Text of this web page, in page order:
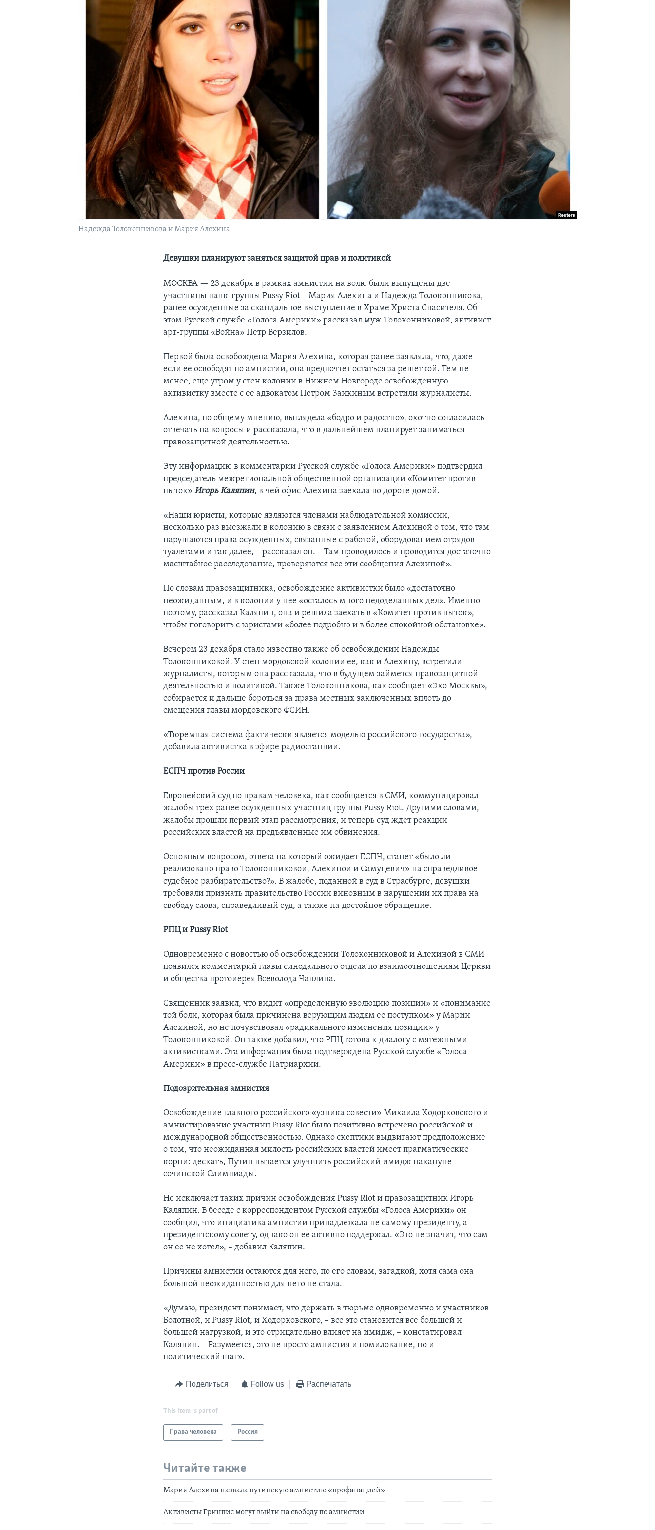
Надежда Толоконникова и Мария Алехина
Девушки планируют заняться защитой прав и политикой
МОСКВА —23 декабря в рамках амнистии на волю были выпущены две
участницы панк-группы Pussy Riot – Мария Алехина и Надежда Толоконникова,
ранее осужденные за скандальное выступление в Храме Христа Спасителя. Об
этом Русской службе «Голоса Америки» рассказал муж Толоконниковой, активист
арт-группы «Война» Петр Верзилов.
Первой была освобождена Мария Алехина, которая ранее заявляла, что, даже
если ее освободят по амнистии, она предпочтет остаться за решеткой. Тем не
менее, еще утром у стен колонии в Нижнем Новгороде освобожденную
активистку вместе с ее адвокатом Петром Заикиным встретили журналисты.
Алехина, по общему мнению, выглядела «бодро и радостно», охотно согласилась
отвечать на вопросы и рассказала, что в дальнейшем планирует заниматься
правозащитной деятельностью.
Эту информацию в комментарии Русской службе «Голоса Америки» подтвердил
председатель межрегиональной общественной организации «Комитет против
пыток»Игорь Каляпин, в чей офис Алехина заехала по дороге домой.
«Наши юристы, которые являются членами наблюдательной комиссии,
несколько раз выезжали в колонию в связи с заявлением Алехиной о том, что там
нарушаются права осужденных, связанные с работой, оборудованием отрядов
туалетами и так далее, – рассказал он. – Там проводилось и проводится достаточно
масштабное расследование, проверяются все эти сообщения Алехиной».
По словам правозащитника, освобождение активистки было «достаточно
неожиданным, и в колонии у нее «осталось много недоделанных дел». Именно
поэтому, рассказал Каляпин, она и решила заехать в «Комитет против пыток»,
чтобы поговорить с юристами «более подробно и в более спокойной обстановке».
Вечером 23 декабря стало известно также об освобождении Надежды
Толоконниковой. У стен мордовской колонии ее, как и Алехину, встретили
журналисты, которым она рассказала, что в будущем займется правозащитной
деятельностью и политикой. Также Толоконникова, как сообщает «Эхо Москвы»,
собирается и дальше бороться за права местных заключенных вплоть до
смещения главы мордовского ФСИН.
«Тюремная система фактически является моделью российского государства», –
добавила активистка в эфире радиостанции.
ЕСПЧ против России
Европейский суд по правам человека, как сообщается в СМИ, коммуницировал
жалобы трех ранее осужденных участниц группы Pussy Riot. Другими словами,
жалобы прошли первый этап рассмотрения, и теперь суд ждет реакции
российских властей на предъявленные им обвинения.
Основным вопросом, ответа на который ожидает ЕСПЧ, станет «было ли
реализовано право Толоконниковой, Алехиной и Самуцевич» на справедливое
судебное разбирательство?». В жалобе, поданной в суд в Страсбурге, девушки
требовали признать правительство России виновным в нарушении их права на
свободу слова, справедливый суд, а также на достойное обращение.
РПЦ и Pussy Riot
Одновременно с новостью об освобождении Толоконниковой и Алехиной в СМИ
появился комментарий главы синодального отдела по взаимоотношениям Церкви
и общества протоиерея Всеволода Чаплина.
Священник заявил, что видит «определенную эволюцию позиции» и «понимание
той боли, которая была причинена верующим людям ее поступком» у Марии
Алехиной, но не почувствовал «радикального изменения позиции» у
Толоконниковой. Он также добавил, что РПЦ готова к диалогу с мятежными
активистками. Эта информация была подтверждена Русской службе «Голоса
Америки» в пресс-службе Патриархии.
Подозрительная амнистия
Освобождение главного российского «узника совести» Михаила Ходорковского и
амнистирование участниц Pussy Riot было позитивно встречено российской и
международной общественностью. Однако скептики выдвигают предположение
о том, что неожиданная милость российских властей имеет прагматические
корни: дескать, Путин пытается улучшить российский имидж накануне
сочинской Олимпиады.
Не исключает таких причин освобождения Pussy Riot и правозащитник Игорь
Каляпин. В беседе с корреспондентом Русской службы «Голоса Америки» он
сообщил, что инициатива амнистии принадлежала не самому президенту, а
президентскому совету, однако он ее активно поддержал. «Это не значит, что сам
он ее не хотел», – добавил Каляпин.
Причины амнистии остаются для него, по его словам, загадкой, хотя сама она
большой неожиданностью для него не стала.
«Думаю, президент понимает, что держать в тюрьме одновременно и участников
Болотной, и Pussy Riot, и Ходорковского, – все это становится все большей и
большей нагрузкой, и это отрицательно влияет на имидж, – констатировал
Каляпин. – Разумеется, это не просто амнистия и помилование, но и
политический шаг».
Поделиться Follow us Распечатать
This item is part of
Права человека Россия
Читайте также
Мария Алехина назвала путинскую амнистию «профанацией»
Активисты Гринпис могут выйти на свободу по амнистии